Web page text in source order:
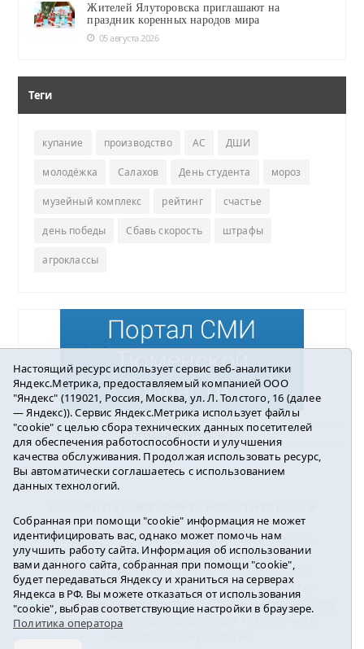
Жителей Ялуторовска приглашают на
праздник коренных народов мира
05 августа 2026
Теги
купание производство АС ДШИ
молодёжка Салахов День студента мороз
музейный комплекс рейтинг счастье
день победы Сбавь скорость штрафы
агроклассы
Погода в Ялуторовске
района2016-2023
Учредитель: АНО «ИИЦ « Ялуторовская жизнь».
Главный редактор: Вешкурцева С.П.
E-mail:yznaet@inbox.ruТел.: 8(34535)2-02-51
Регистрационный номер ЭЛ № ФС 77-64937 от
24.02.2016г. выдан Федеральной службой по надзору
в сфере связи, информационных технологий и
Настоящий ресурс использует сервис веб-аналитики
Яндекс.Метрика, предоставляемый компанией ООО
"Яндекс" (119021, Россия, Москва, ул. Л. Толстого, 16 (далее
— Яндекс)). Сервис Яндекс.Метрика использует файлы
"cookie" с целью сбора технических данных посетителей
для обеспечения работоспособности и улучшения
качества обслуживания. Продолжая использовать ресурс,
Вы автоматически соглашаетесь с использованием
данных технологий.
Собранная при помощи "cookie" информация не может
идентифицировать вас, однако может помочь нам
улучшить работу сайта. Информация об использовании
вами данного сайта, собранная при помощи "cookie",
будет передаваться Яндексу и храниться на серверах
Яндекса в РФ. Вы можете отказаться от использования
"cookie", выбрав соответствующие настройки в браузере.
Политика оператора